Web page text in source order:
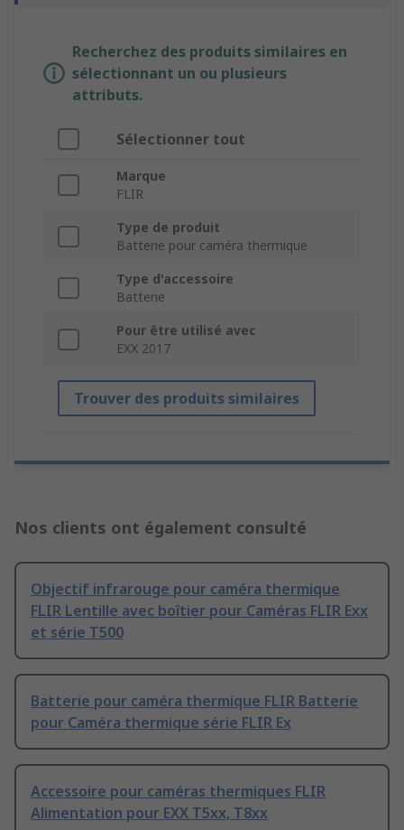
Recherchez des produits similaires en
sélectionnant un ou plusieurs
attributs.
Sélectionner tout
Marque
FLIR
Type de produit
Batterie pour caméra thermique
Type d'accessoire
Batterie
Pour être utilisé avec
EXX 2017
Trouver des produits similaires
Nos clients ont également consulté
Objectif infrarouge pour caméra thermique
FLIR Lentille avec boîtier pour Caméras FLIR Exx
et série T500
Batterie pour caméra thermique FLIR Batterie
pour Caméra thermique série FLIR Ex
Accessoire pour caméras thermiques FLIR
Alimentation pour EXX T5xx, T8xx